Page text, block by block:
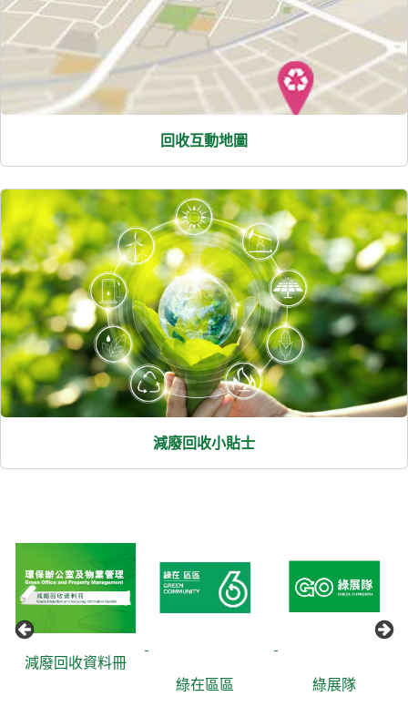
回收互動地圖
減廢回收小貼士
減廢回收資料冊
綠在區區
綠展隊